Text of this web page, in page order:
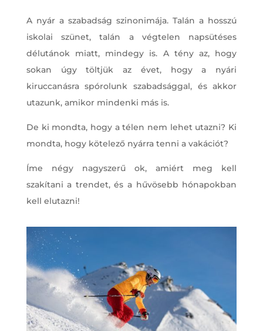
A nyár a szabadság szinonimája. Talán a hosszú
iskolai szünet, talán a végtelen napsütéses
délutánok miatt, mindegy is. A tény az, hogy
sokan úgy töltjük az évet, hogy a nyári
kiruccanásra spórolunk szabadsággal, és akkor
utazunk, amikor mindenki más is.
De ki mondta, hogy a télen nem lehet utazni? Ki
mondta, hogy kötelező nyárra tenni a vakációt?
Íme négy nagyszerű ok, amiért meg kell
szakítani a trendet, és a hűvösebb hónapokban
kell elutazni!